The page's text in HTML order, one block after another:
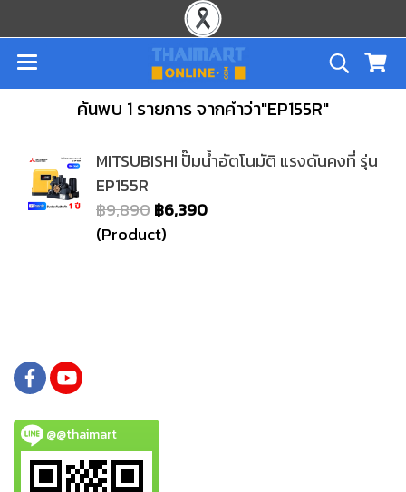
ค้นพบ 1 รายการ จากคำว่า"EP155R"
MITSUBISHI ปั๊มน้ำอัตโนมัติ แรงดันคงที่ รุ่น
EP155R
฿9,890฿6,390
(Product)
@@thaimart